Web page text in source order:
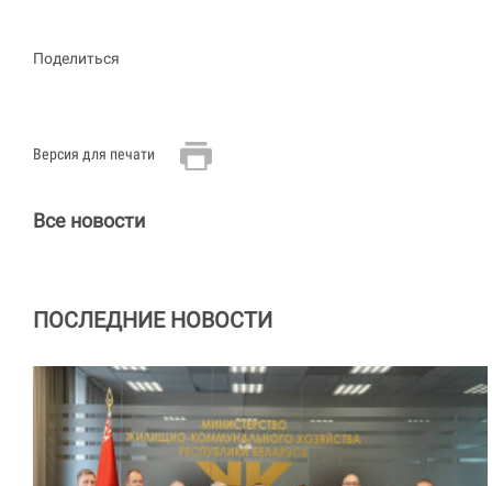
Поделиться
Версия для печати
Все новости
ПОСЛЕДНИЕ НОВОСТИ